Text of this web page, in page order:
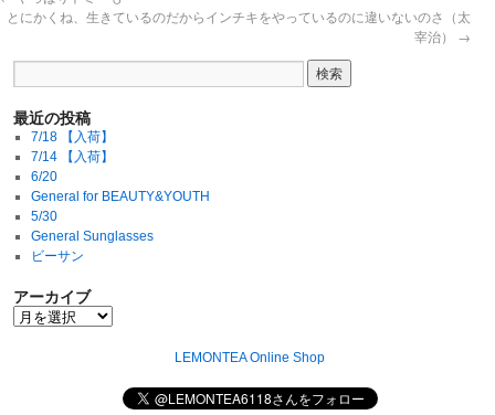
とにかくね、生きているのだからインチキをやっているのに違いないのさ（太
宰治） →
最近の投稿
7/18 【入荷】
7/14 【入荷】
6/20
General for BEAUTY&YOUTH
5/30
General Sunglasses
ビーサン
アーカイブ
LEMONTEA Online Shop